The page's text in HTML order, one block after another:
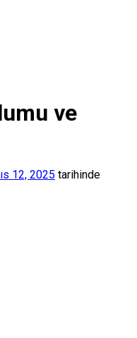
ve
12, 2025 tarihinde